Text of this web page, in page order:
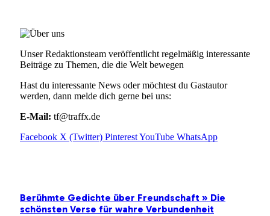
Unser Redaktionsteam veröffentlicht regelmäßig interessante
Beiträge zu Themen, die die Welt bewegen
Hast du interessante News oder möchtest du Gastautor
werden, dann melde dich gerne bei uns:
E-Mail: tf@traffx.de
Facebook X (Twitter) PinterestYouTube WhatsApp
Berühmte Gedichte über Freundschaft » Die
schönsten Verse für wahre Verbundenheit